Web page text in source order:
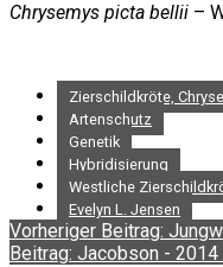
Chrysemys picta bellii –
Zierschildkröte,
Artenschutz
Genetik
Hybridisierung
Westliche
Evelyn L. Jensen
Vorheriger Beitrag:
Beitrag: Jacobson - 2014